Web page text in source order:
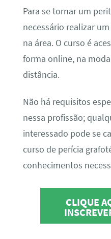
Para se tornar um
necessário realizar
na área. O curso é
forma online, na
distância.
Não há requisitos
nessa profissão;
interessado pode se
curso de perícia
conhecimentos
CLIQUE